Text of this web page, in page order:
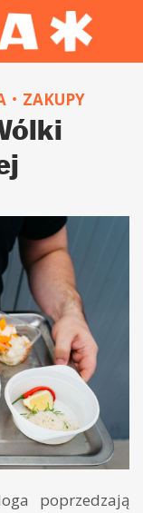
ZAKUPY
poprzedzają